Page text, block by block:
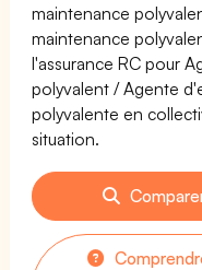
maintenance
maintenance
l'assurance RC pour
polyvalent / Agente
polyvalente en
situation.